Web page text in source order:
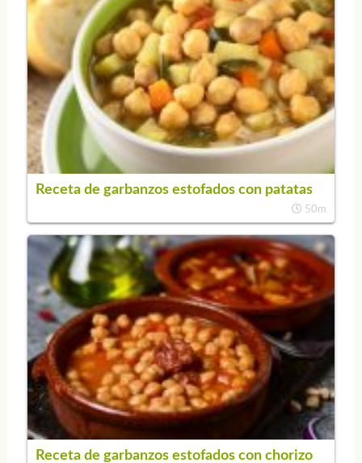
Receta de garbanzos estofados con patatas
50m
Receta de garbanzos estofados con chorizo